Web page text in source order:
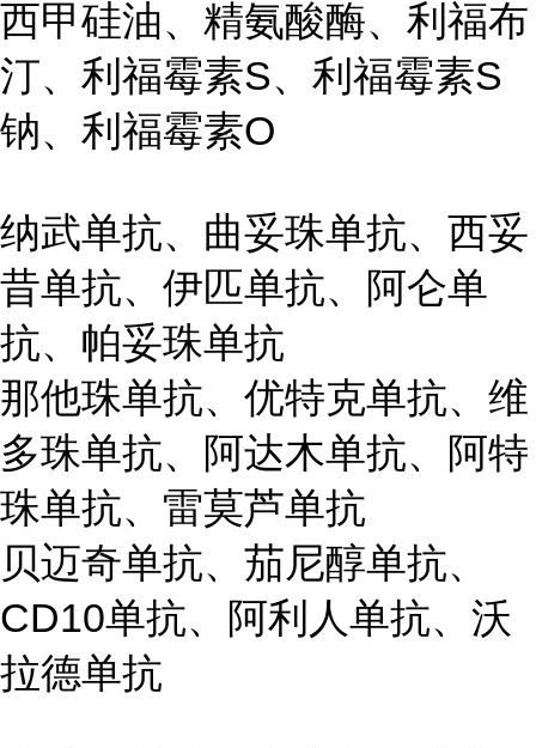
西甲硅油、精氨酸酶、利福布
汀、利福霉素S、利福霉素S
钠、利福霉素O
纳武单抗、曲妥珠单抗、西妥
昔单抗、伊匹单抗、阿仑单
抗、帕妥珠单抗
那他珠单抗、优特克单抗、维
多珠单抗、阿达木单抗、阿特
珠单抗、雷莫芦单抗
贝迈奇单抗、茄尼醇单抗、
CD10单抗、阿利人单抗、沃
拉德单抗